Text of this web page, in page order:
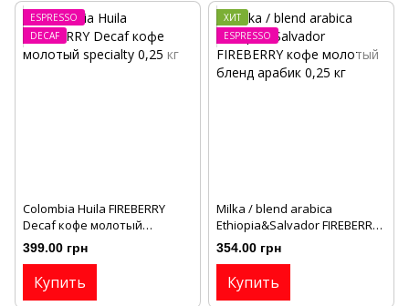
ESPRESSO
DECAF
Сolombia Huila FIREBERRY
Decaf кофе молотый
specialty 0,25 кг
399.00 грн
Купить
ХИТ
ESPRESSO
Milka / blend arabica
Ethiopia&Salvador FIREBERRY
кофе молотый бленд арабик
354.00 грн
Купить